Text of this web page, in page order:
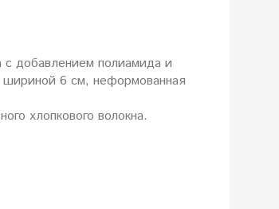
с добавлением полиамида и
шириной 6 см, неформованная
хлопкового волокна.